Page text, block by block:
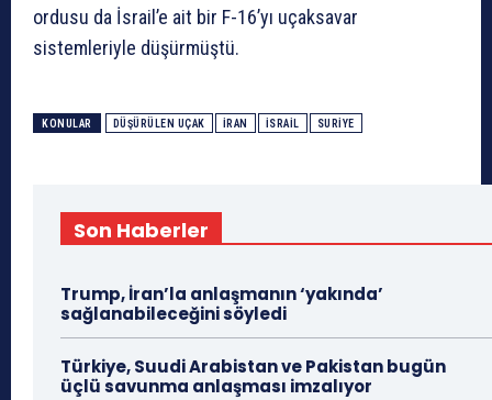
ordusu da İsrail’e ait bir F-16’yı uçaksavar
sistemleriyle düşürmüştü.
KONULAR DÜŞÜRÜLEN UÇAK İRAN ISRAIL SURIYE
Son Haberler
Trump, İran’la anlaşmanın ‘yakında’
sağlanabileceğini söyledi
Türkiye, Suudi Arabistan ve Pakistan bugün
üçlü savunma anlaşması imzalıyor